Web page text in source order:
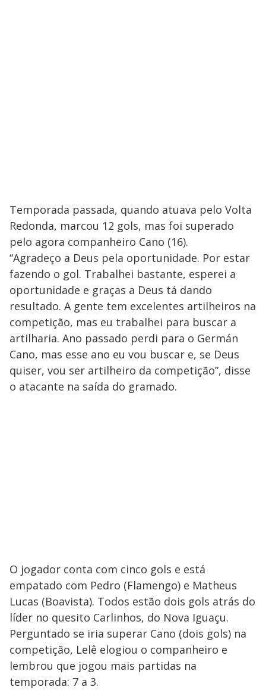
Temporada passada, quando atuava pelo Volta
Redonda, marcou 12 gols, mas foi superado
pelo agora companheiro Cano (16).
“Agradeço a Deus pela oportunidade. Por estar
fazendo o gol. Trabalhei bastante, esperei a
oportunidade e graças a Deus tá dando
resultado. A gente tem excelentes artilheiros na
competição, mas eu trabalhei para buscar a
artilharia. Ano passado perdi para o Germán
Cano, mas esse ano eu vou buscar e, se Deus
quiser, vou ser artilheiro da competição”, disse
o atacante na saída do gramado.
O jogador conta com cinco gols e está
empatado com Pedro (Flamengo) e Matheus
Lucas (Boavista). Todos estão dois gols atrás do
líder no quesito Carlinhos, do Nova Iguaçu.
Perguntado se iria superar Cano (dois gols) na
competição, Lelê elogiou o companheiro e
lembrou que jogou mais partidas na
temporada: 7 a 3.